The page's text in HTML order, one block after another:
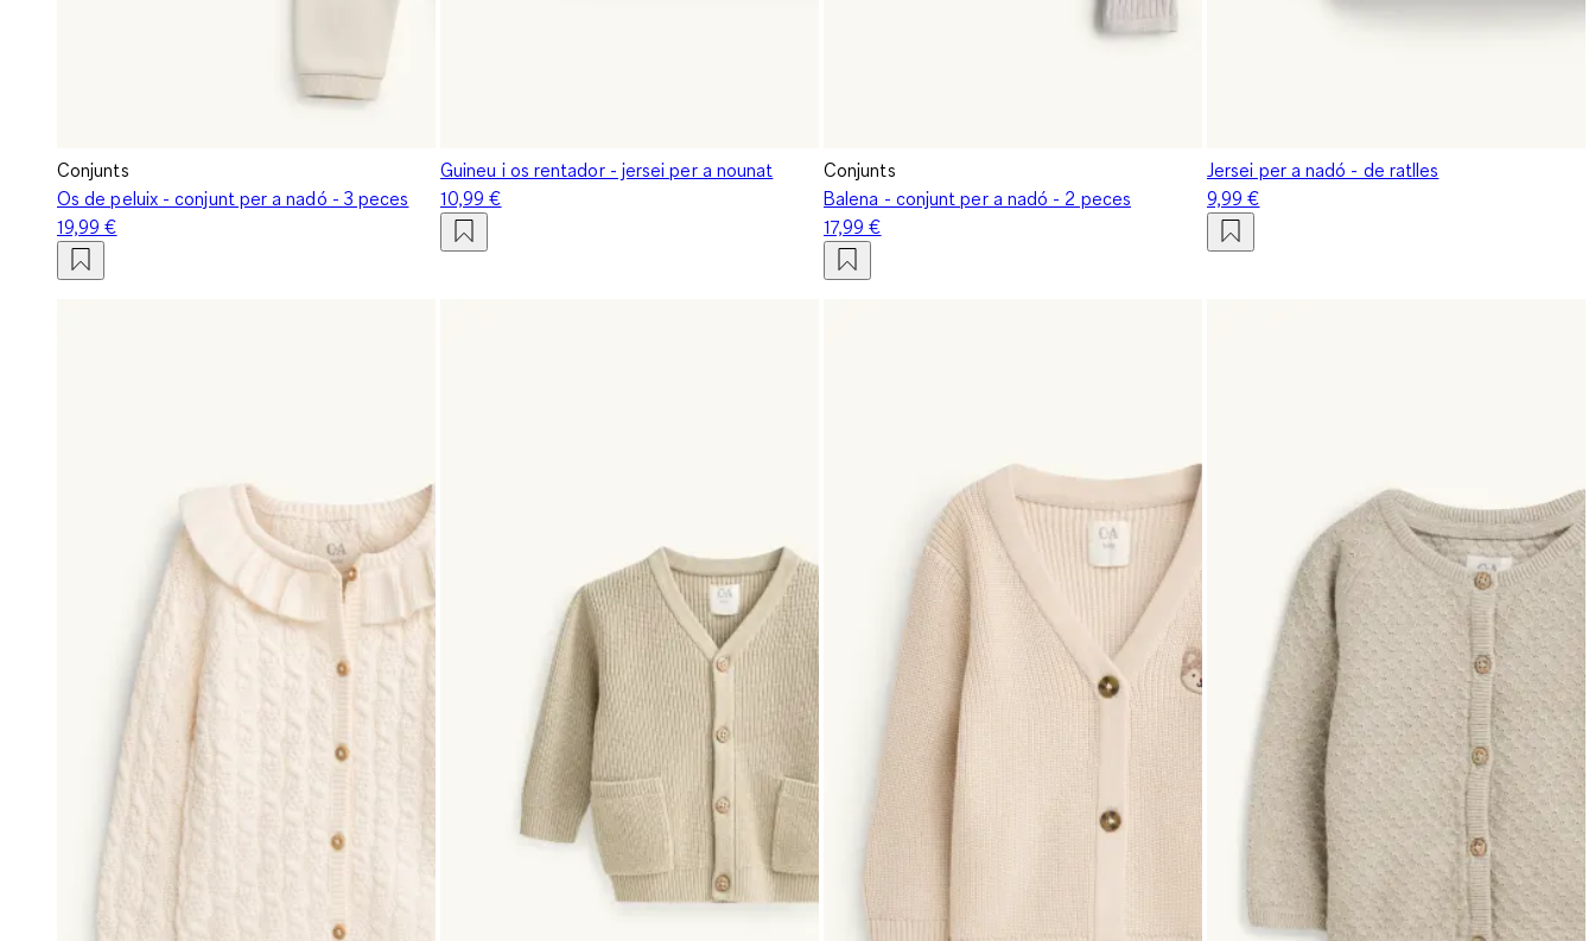
Conjunts
Os de peluix - conjunt per a nadó - 3 peces
19,99 €
Guineu i os rentador - jersei per a nounat
10,99 €
Conjunts
Balena - conjunt per a nadó - 2 peces
17,99 €
Jersei per a nadó - de ratlles
9,99 €